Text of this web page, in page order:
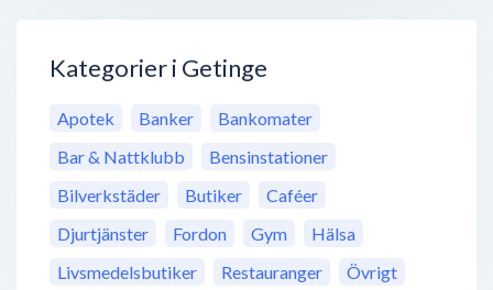
Kategorier i Getinge
Apotek Banker
Bankomater
Bar & Nattklubb
Bensinstationer
Bilverkstäder
Butiker
Caféer
Djurtjänster
Fordon Gym
Hälsa
Livsmedelsbutiker
Restauranger Övrigt